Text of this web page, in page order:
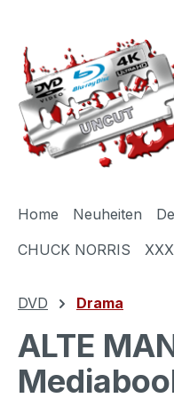
Home Neuheiten
CHUCK NORRIS
XXX
DVD Drama
ALTE